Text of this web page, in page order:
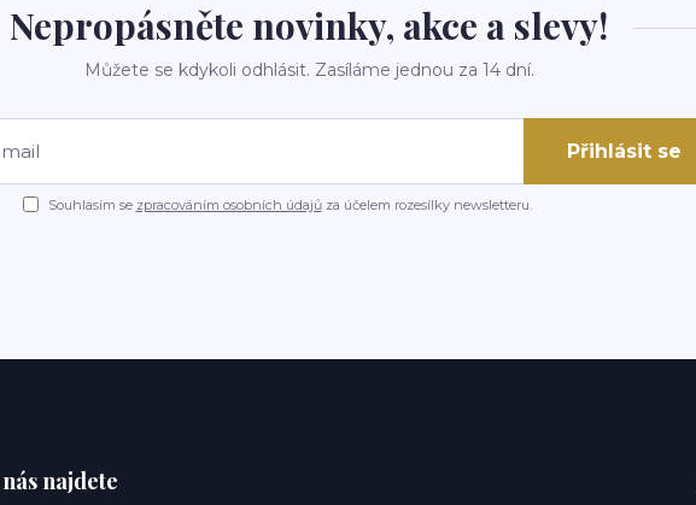
Nepropásněte novinky, akce a slevy!
Můžete se kdykoli odhlásit. Zasíláme jednou za 14 dní.
Přihlásit se
Souhlasím se zpracováním osobních údajůza účelem rozesílky newsletteru.
najdete